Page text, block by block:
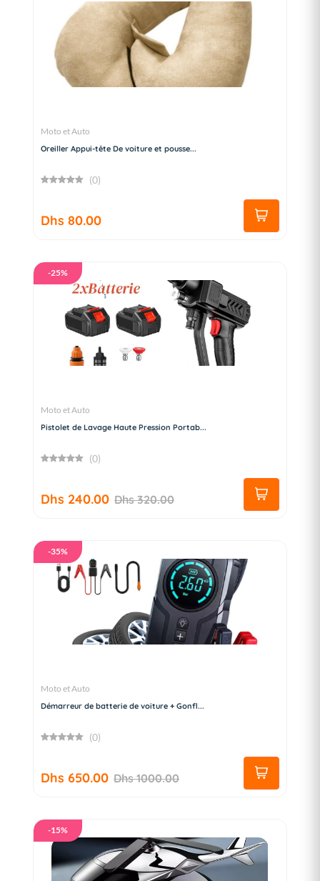
Moto et Auto
Oreiller Appui-tête De voiture et pousse...
(0)
Dhs 80.00
-25%
Moto et Auto
Pistolet de Lavage Haute Pression Portab...
(0)
Dhs 240.00 Dhs 320.00
-35%
Moto et Auto
Démarreur de batterie de voiture + Gonfl...
(0)
Dhs 650.00 Dhs 1000.00
-15%